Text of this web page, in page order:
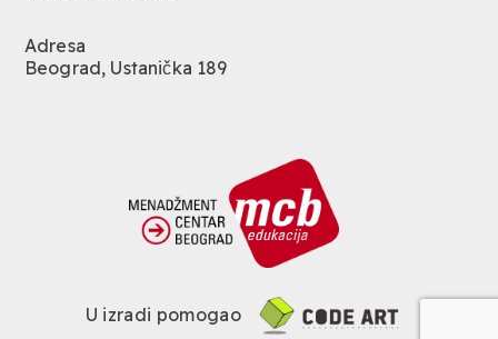
Adresa
Beograd, Ustanička 189
U izradi pomogao